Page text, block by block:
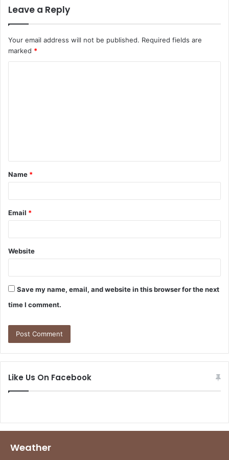
Leave a Reply
Your email address will not be published. Required fields are
marked *
t
*
Name *
Email *
Website
Save my name, email, and website in this browser for the next
time I comment.
Like Us On Facebook
Weather